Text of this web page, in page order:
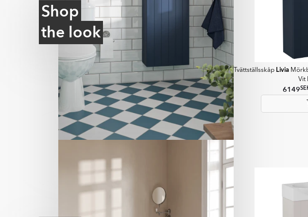
Shop
the look
Tvättställsskåp Livia
Vit
6149
Item
1
12